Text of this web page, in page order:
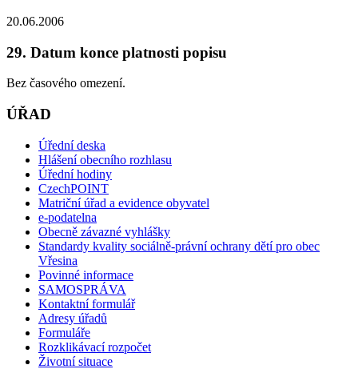
20.06.2006
29. Datum konce platnosti popisu
Bez časového omezení.
ÚŘAD
Úřední deska
Hlášení obecního rozhlasu
Úřední hodiny
CzechPOINT
Matriční úřad a evidence obyvatel
e-podatelna
Obecně závazné vyhlášky
Standardy kvality sociálně-právní ochrany dětí pro obec
Vřesina
Povinné informace
SAMOSPRÁVA
Kontaktní formulář
Adresy úřadů
Formuláře
Rozklikávací rozpočet
Životní situace